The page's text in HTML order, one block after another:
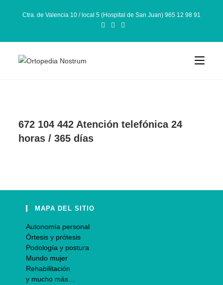
Ctra. de Valencia 10 / local 5 (Hospital de San Juan) 965 12 98 91
672 104 442 Atención telefónica 24
horas / 365 días
MAPA DEL SITIO
Autonomía personal
Órtesis y prótesis
Podología y postura
Mundo mujer
Rehabilitación
y mucho más…